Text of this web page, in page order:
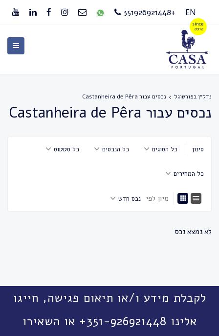
EN
+351926921448
נדל״ן בפורטוגל נכסים עבור Castanheira de Pêra
נכסים עבור Castanheira de Pêra
סינון כל הסוגים כל הנכסים כל סטטוס
כל המחירים
מיון לפי נכס חדש
לא נמצא נכס
לקבלת מידע ו/או תיאום פגישה, חייגו
אלינו 351-926921448+ או השאירו